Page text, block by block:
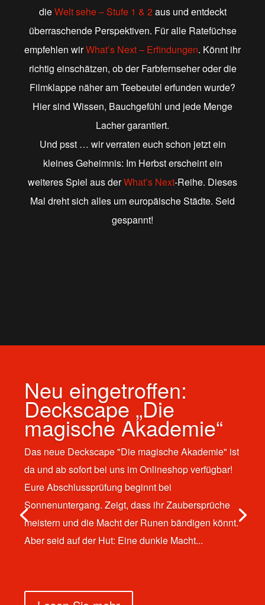
dieWelt sehe – Stufe 1 & 2aus und entdeckt
überraschende Perspektiven. Für alle Ratefüchse
empfehlen wirWhat’s Next – Erfindungen. Könnt ihr
richtig einschätzen, ob der Farbfernseher oder die
Filmklappe näher am Teebeutel erfunden wurde?
Hier sind Wissen, Bauchgefühl und jede Menge
Lacher garantiert.
Und psst … wir verraten euch schon jetzt ein
kleines Geheimnis: Im Herbst erscheint ein
weiteres Spiel aus derWhat’s Next-Reihe. Dieses
Mal dreht sich alles um europäische Städte. Seid
gespannt!
Neu eingetroffen:
Deckscape „Die
magische Akademie“
Das neue Deckscape "Die magische Akademie" ist
da und ab sofort bei uns im Onlineshop verfügbar!
Eure Abschlussprüfung beginnt bei
Sonnenuntergang. Zeigt, dass ihr Zaubersprüche
meistern und die Macht der Runen bändigen könnt.
Aber seid auf der Hut: Eine dunkle Macht...